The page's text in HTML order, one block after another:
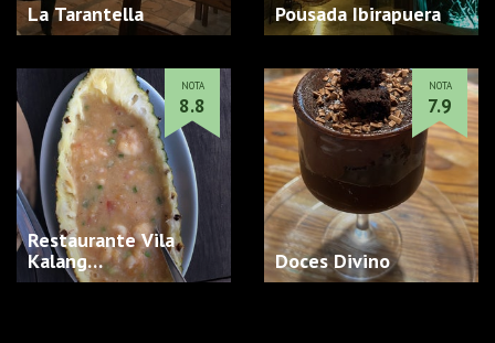
La Tarantella Pousada Ibirapuera
Restaurante Vila
Kalang…
NOTA
8.8
Doces Divino
NOTA
7.9